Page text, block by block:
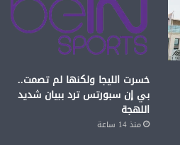
خسرت الليجا ولكنها لم تصمت..
بي إن سبورتس ترد ببيان شديد
اللهجة
منذ 14 ساعة